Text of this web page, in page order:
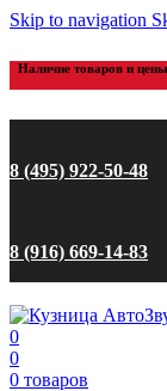
Skip to navigation
Наличие товаров и
8 (495) 922-50-48
8 (916) 669-14-83
0
0
0 товаров